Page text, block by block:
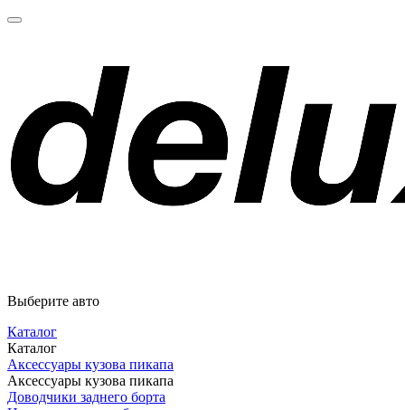
Выберите авто
Каталог
Каталог
Аксессуары кузова пикапа
Аксессуары кузова пикапа
Доводчики заднего борта